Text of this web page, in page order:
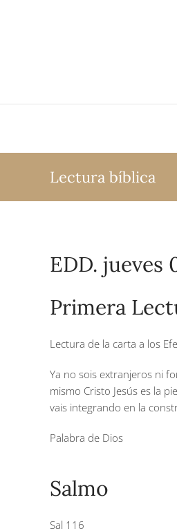
Lectura bíblica
EDD. jueves
Primera
Lectura de la carta a los
Ya no sois extranjeros ni
mismo Cristo Jesús es la
vais integrando en la
Palabra de Dios
Salmo
Sal 116